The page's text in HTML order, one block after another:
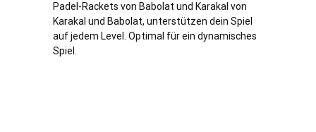
Padel-Rackets von Babolat und Karakal von
Karakal und Babolat, unterstützen dein Spiel
auf jedem Level. Optimal für ein dynamisches
Spiel.